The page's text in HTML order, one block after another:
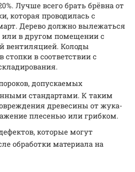
Лучше всего брать брёвна от
которая проводилась с
Дерево должно вылежаться
или в другом помещении с
вентиляцией. Колоды
в соответствии с
допускаемых
стандартами. К таким
древесины от жука-
плесенью или грибком.
которые могут
обработки материала на